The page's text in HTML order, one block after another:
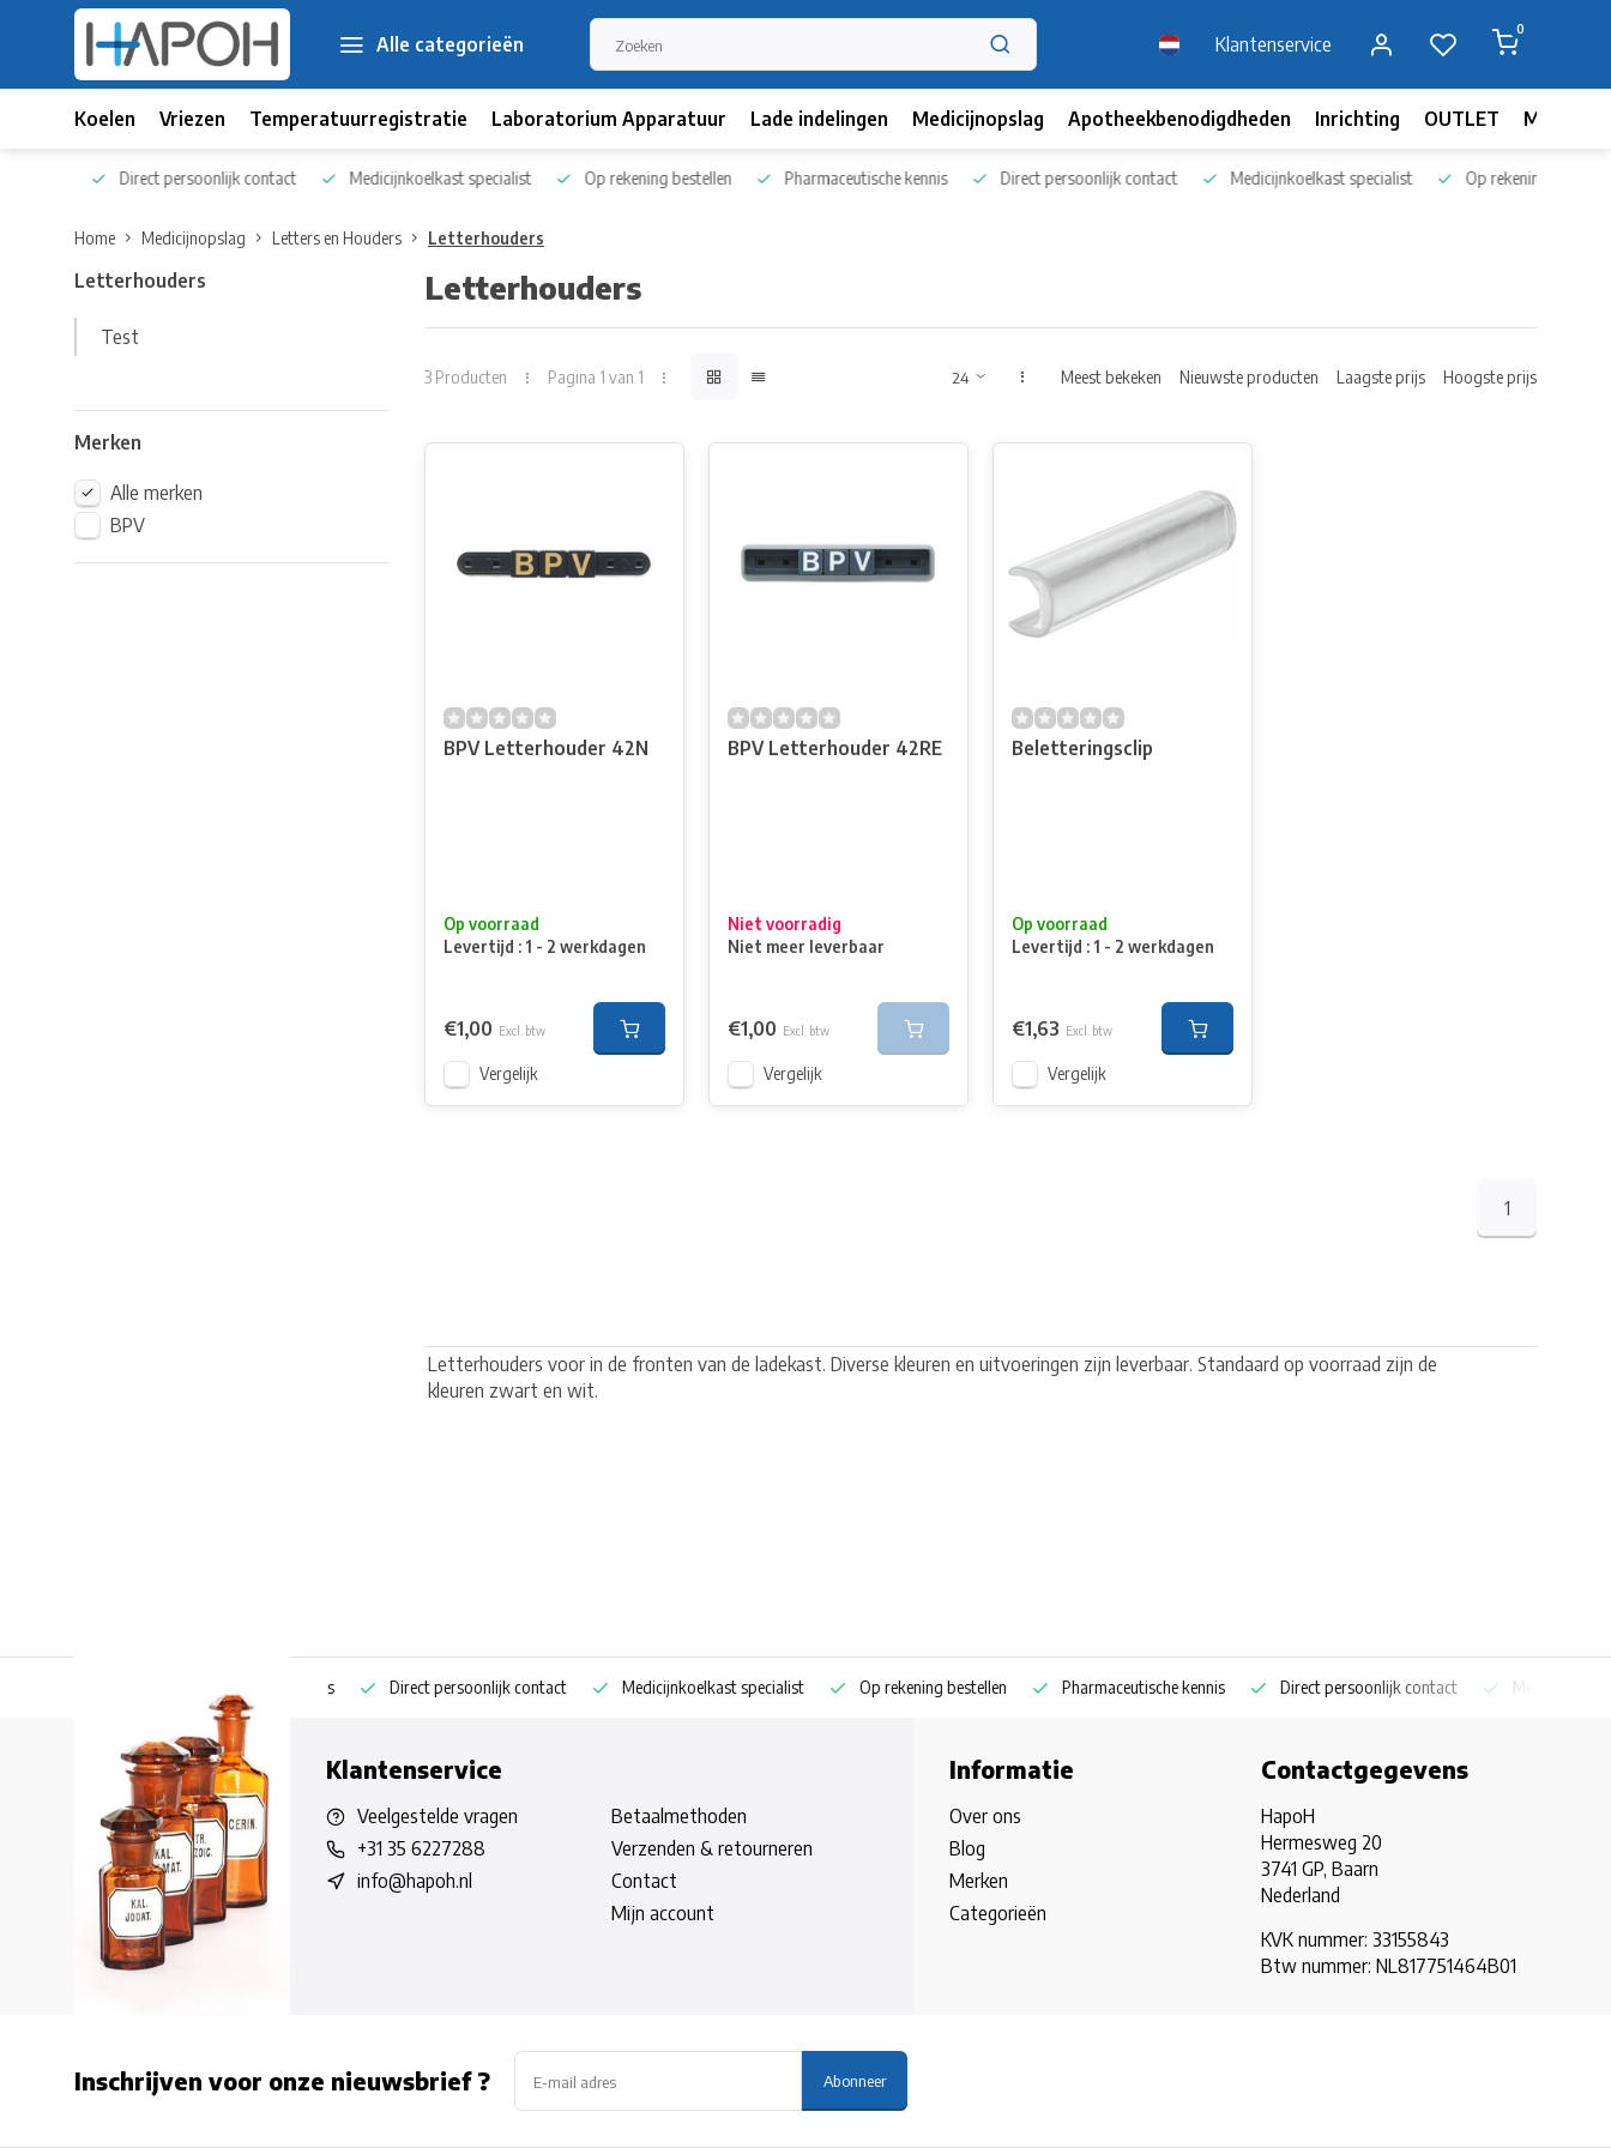
Alle categorieën Klantenservice
0
Koelen Vriezen Temperatuurregistratie Laboratorium Apparatuur Lade indelingen Medicijnopslag Apotheekbenodigdheden Inrichting OUTLET Merken
Direct persoonlijk contact Medicijnkoelkast specialist Op rekening bestellen Pharmaceutische kennis Direct persoonlijk contact Medicijnkoelkast specialist Op rekening bestellen
Home Medicijnopslag Letters en Houders Letterhouders
Letterhouders
Test
Merken
Alle merken
BPV
Letterhouders
3 Producten Pagina 1 van 1 Meest bekeken Nieuwste producten Laagste prijs Hoogste prijs
BPV Letterhouder 42N
Op voorraad
Levertijd : 1 - 2 werkdagen
€1,00 Excl. btw
Vergelijk
BPV Letterhouder 42RE
Niet voorradig
Niet meer leverbaar
€1,00 Excl. btw
Vergelijk
Beletteringsclip
Op voorraad
Levertijd : 1 - 2 werkdagen
€1,63 Excl. btw
Vergelijk
1
Letterhouders voor in de fronten van de ladekast. Diverse kleuren en uitvoeringen zijn leverbaar. Standaard op voorraad zijn de
kleuren zwart en wit.
Direct persoonlijk contact Medicijnkoelkast specialist Op rekening bestellen Pharmaceutische kennis Direct persoonlijk contact Medicijnkoelkast
Klantenservice
Veelgestelde vragen
+31 35 6227288
info@hapoh.nl
Betaalmethoden
Verzenden & retourneren
Contact
Mijn account
Informatie
Over ons
Blog
Merken
Categorieën
Contactgegevens
HapoH
Hermesweg 20
3741 GP, Baarn
Nederland
KVK nummer: 33155843
Btw nummer: NL817751464B01
Inschrijven voor onze nieuwsbrief ? Abonneer